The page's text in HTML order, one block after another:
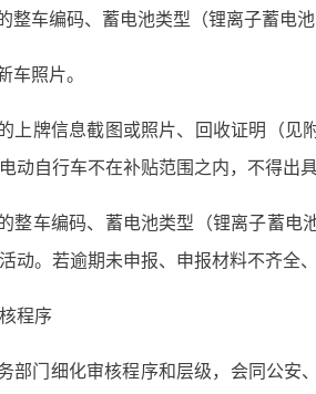
整车编码、蓄电池类型（锂离子蓄电
车照片。
上牌信息截图或照片、回收证明（
动自行车不在补贴范围之内，不得出
整车编码、蓄电池类型（锂离子蓄
动。若逾期未申报、申报材料不齐全
程序
部门细化审核程序和层级，会同公